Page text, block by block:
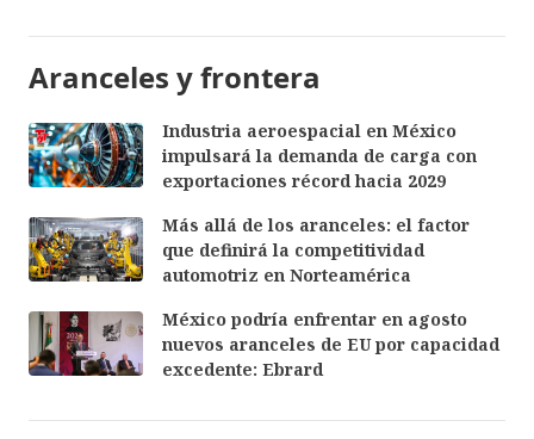
Aranceles y frontera
Industria aeroespacial en México
impulsará la demanda de carga con
exportaciones récord hacia 2029
Más allá de los aranceles: el factor
que definirá la competitividad
automotriz en Norteamérica
México podría enfrentar en agosto
nuevos aranceles de EU por capacidad
excedente: Ebrard